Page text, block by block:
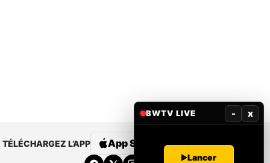
TÉLÉCHARGEZ L’APP App Store Google Play
BWTV LIVE - x
Lancer